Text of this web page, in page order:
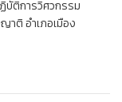
บัติการวิศวกรรม
าติ อำเภอเมือง